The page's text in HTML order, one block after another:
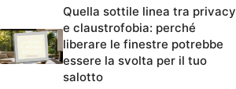
Quella sottile linea tra privacy
e claustrofobia: perché
liberare le finestre potrebbe
essere la svolta per il tuo
salotto